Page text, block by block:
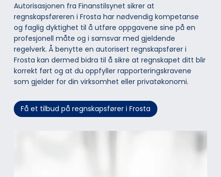
Autorisasjonen fra Finanstilsynet sikrer at
regnskapsføreren i Frosta har nødvendig kompetanse
og faglig dyktighet til å utføre oppgavene sine på en
profesjonell måte og i samsvar med gjeldende
regelverk. Å benytte en autorisert regnskapsfører i
Frosta kan dermed bidra til å sikre at regnskapet ditt blir
korrekt ført og at du oppfyller rapporteringskravene
som gjelder for din virksomhet eller privatøkonomi.
Få et tilbud på regnskapsfører i Frosta